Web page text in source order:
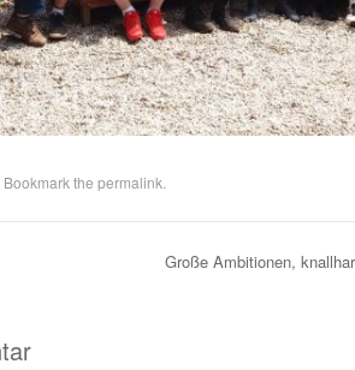
. Bookmark the permalink
Große Ambitionen,